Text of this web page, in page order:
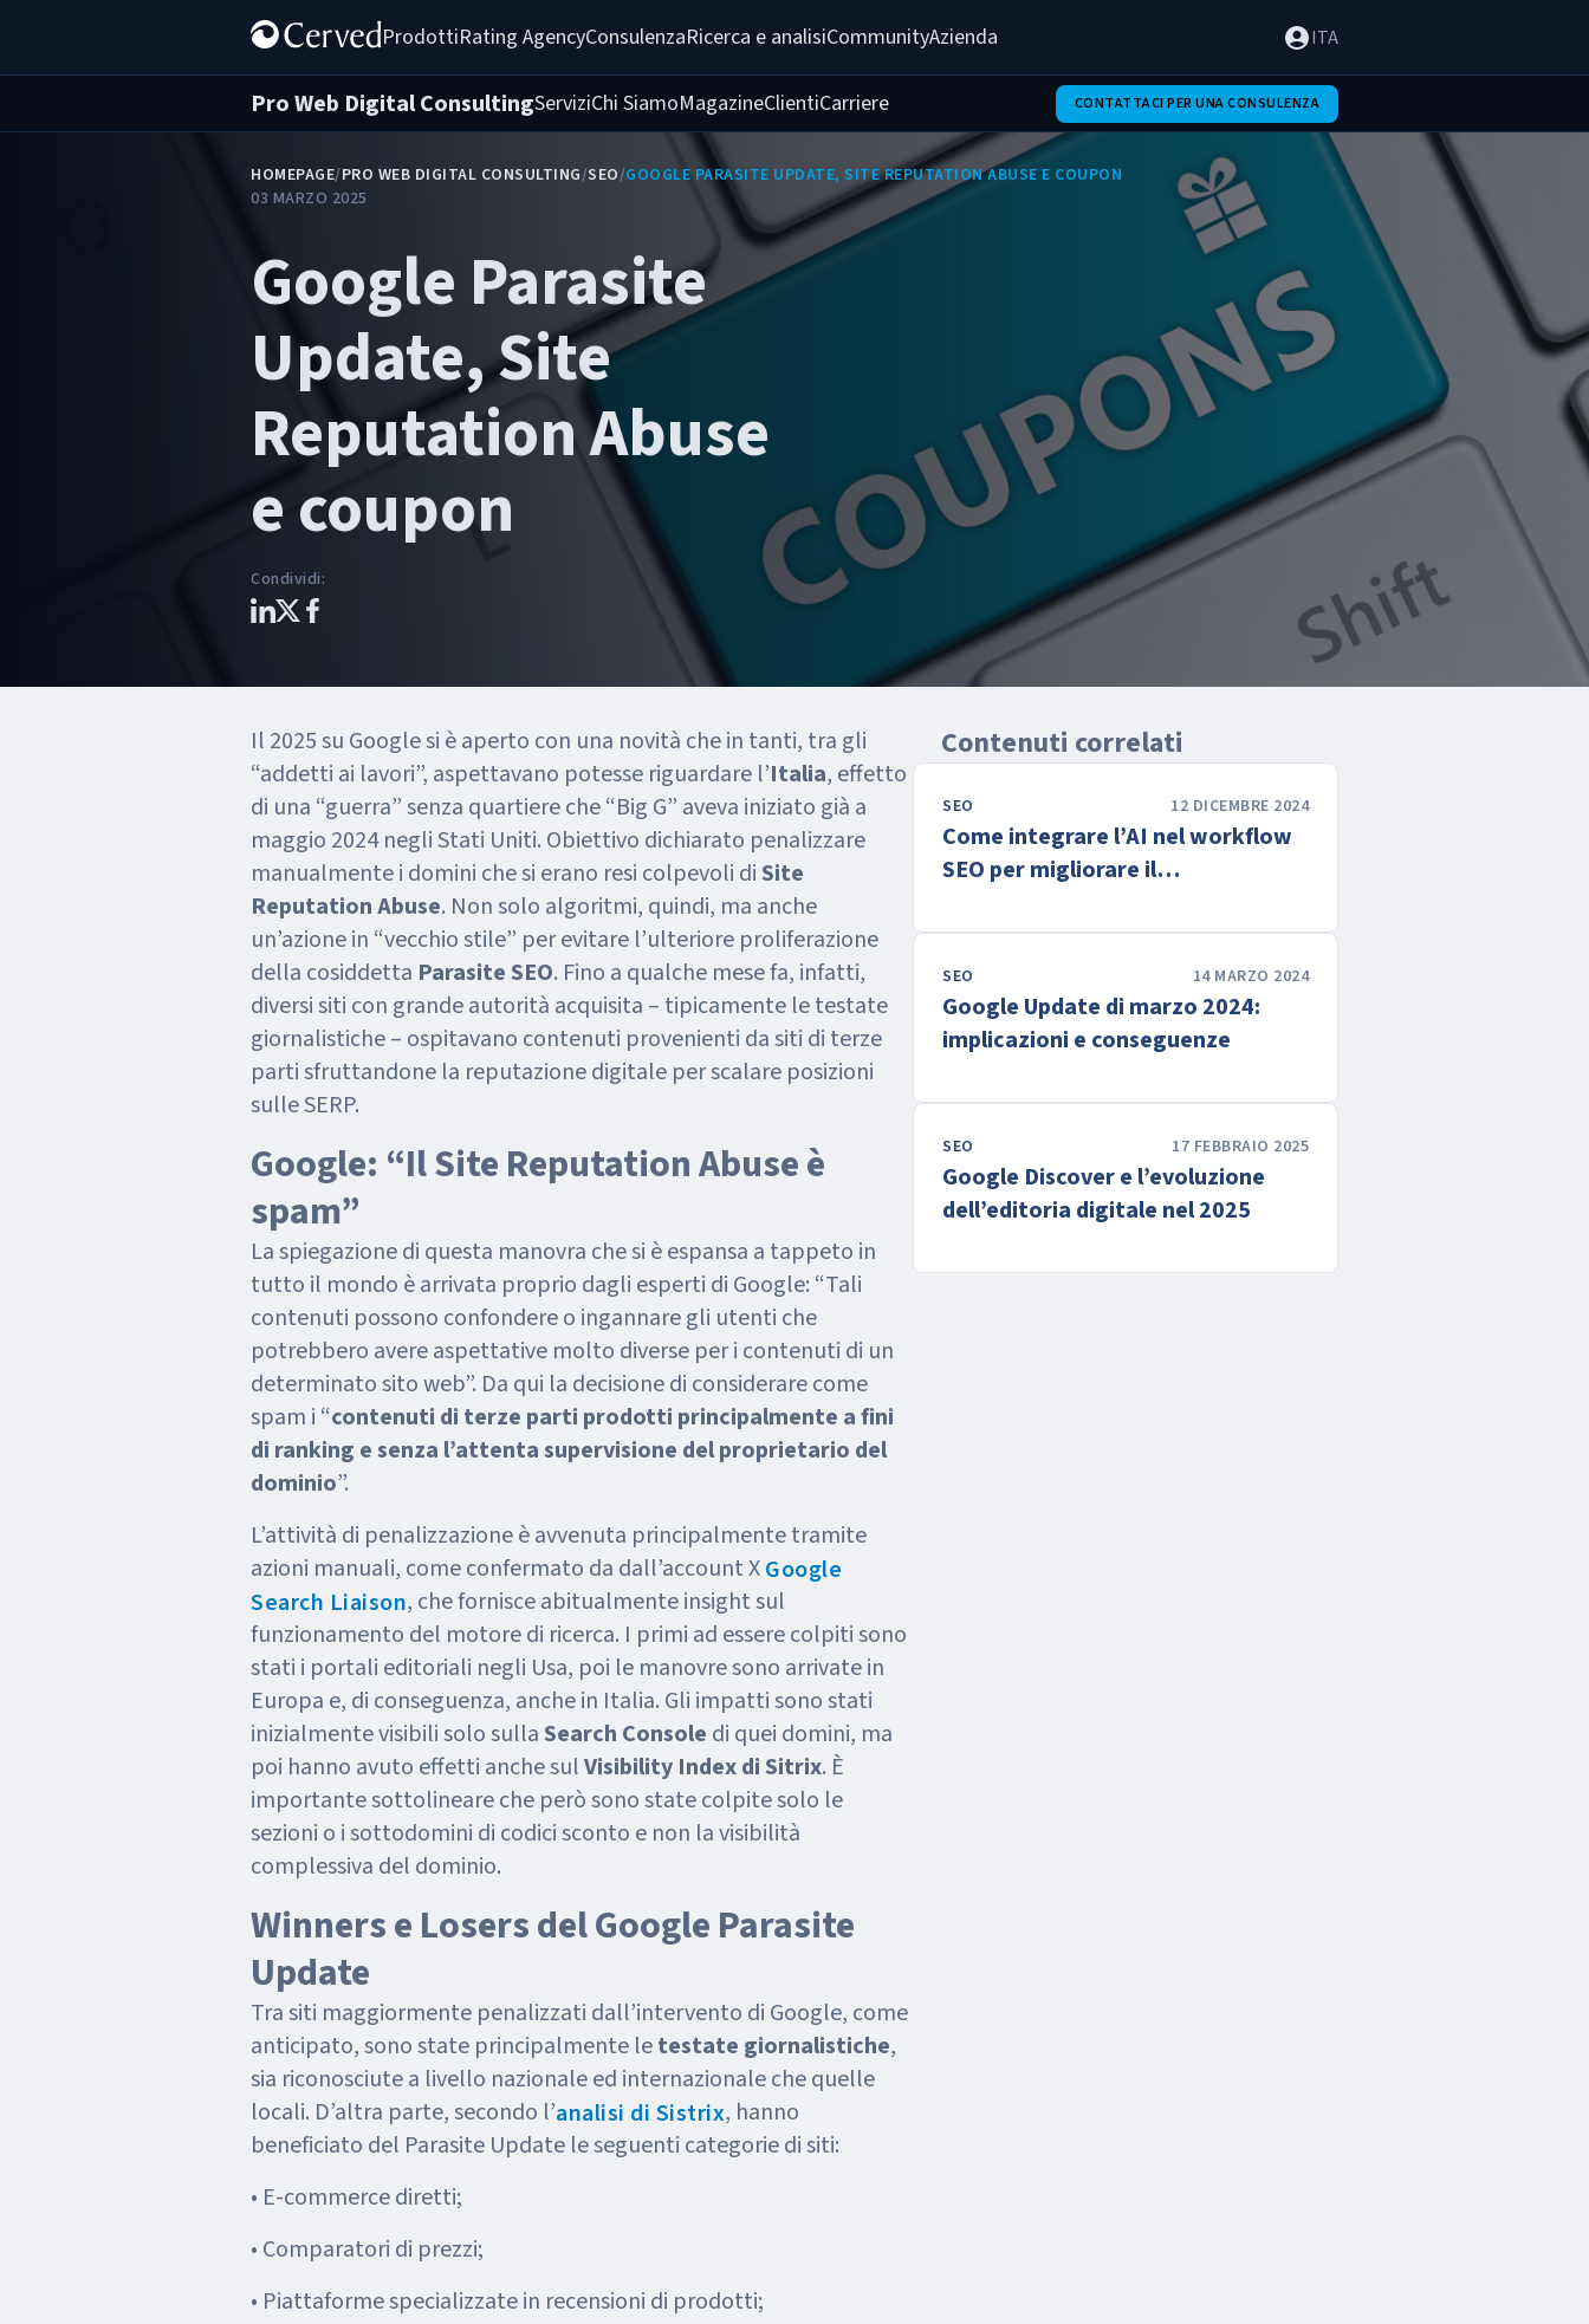
ProdottiRating AgencyConsulenzaRicerca e analisiCommunityAzienda ITA
Pro Web Digital ConsultingServiziChi SiamoMagazineClientiCarriere CONTATTACI PER UNA CONSULENZA
HOMEPAGE/PRO WEB DIGITAL CONSULTING/SEO/GOOGLE PARASITE UPDATE, SITE REPUTATION ABUSE E COUPON
03 MARZO 2025
Google Parasite
Update, Site
Reputation Abuse
e coupon
Condividi:
Il 2025 su Google si è aperto con una novità che in tanti, tra gli
“addetti ai lavori”, aspettavano potesse riguardare l’Italia, effetto
di una “guerra” senza quartiere che “Big G” aveva iniziato già a
maggio 2024 negli Stati Uniti. Obiettivo dichiarato penalizzare
manualmente i domini che si erano resi colpevoli diSite
Reputation Abuse. Non solo algoritmi, quindi, ma anche
un’azione in “vecchio stile” per evitare l’ulteriore proliferazione
della cosiddetta Parasite SEO. Fino a qualche mese fa, infatti,
diversi siti con grande autorità acquisita – tipicamente le testate
giornalistiche – ospitavano contenuti provenienti da siti di terze
parti sfruttandone la reputazione digitale per scalare posizioni
sulle SERP.
Google: “Il Site Reputation Abuse è
spam”
La spiegazione di questa manovra che si è espansa a tappeto in
tutto il mondo è arrivata proprio dagli esperti di Google: “Tali
contenuti possono confondere o ingannare gli utenti che
potrebbero avere aspettative molto diverse per i contenuti di un
determinato sito web”. Da qui la decisione di considerare come
spam i “contenuti di terze parti prodotti principalmente a fini
di ranking e senza l’attenta supervisione del proprietario del
dominio”.
L’attività di penalizzazione è avvenuta principalmente tramite
azioni manuali, come confermato da dall’account XGoogle
Search Liaison, che fornisce abitualmente insight sul
funzionamento del motore di ricerca. I primi ad essere colpiti sono
stati i portali editoriali negli Usa, poi le manovre sono arrivate in
Europa e, di conseguenza, anche in Italia. Gli impatti sono stati
inizialmente visibili solo sullaSearch Console di quei domini, ma
poi hanno avuto effetti anche sulVisibility Index di Sitrix. È
importante sottolineare che però sono state colpite solo le
sezioni o i sottodomini di codici sconto e non la visibilità
complessiva del dominio.
Winners e Losers del Google Parasite
Update
Tra siti maggiormente penalizzati dall’intervento di Google, come
anticipato, sono state principalmente letestate giornalistiche,
sia riconosciute a livello nazionale ed internazionale che quelle
locali. D’altra parte, secondo l’analisi di Sistrix, hanno
beneficiato del Parasite Update le seguenti categorie di siti:
• E-commerce diretti;
• Comparatori di prezzi;
• Piattaforme specializzate in recensioni di prodotti;
Contenuti correlati
SEO 12 DICEMBRE 2024
Come integrare l’AI nel workflow
SEO per migliorare il
SEO 14 MARZO 2024
Google Update di marzo 2024:
implicazioni e conseguenze
SEO 17 FEBBRAIO 2025
Google Discover e l’evoluzione
dell’editoria digitale nel 2025